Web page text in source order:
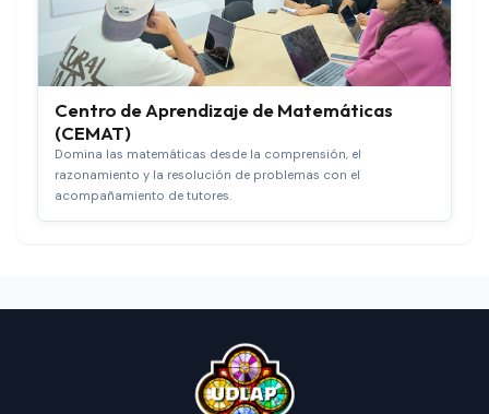
Centro de Aprendizaje de Matemáticas
(CEMAT)
Domina las matemáticas desde la comprensión, el
razonamiento y la resolución de problemas con el
acompañamiento de tutores.